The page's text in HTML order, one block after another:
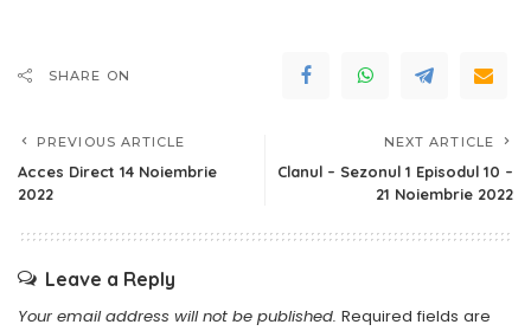
SHARE ON
PREVIOUS ARTICLE
Acces Direct 14 Noiembrie
2022
NEXT ARTICLE
Clanul – Sezonul 1 Episodul 10 –
21 Noiembrie 2022
Leave a Reply
Your email address will not be published. Required fields are